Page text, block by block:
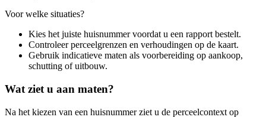
Voor welke situaties?
Kies het juiste huisnummer voordat u een rapport bestelt.
Controleer perceelgrenzen en verhoudingen op de kaart.
Gebruik indicatieve maten als voorbereiding op aankoop,
schutting of uitbouw.
Wat ziet u aan maten?
Na het kiezen van een huisnummer ziet u de perceelcontext op